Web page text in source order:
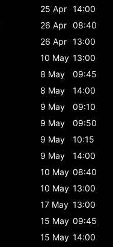
25 Apr 14:00
26 Apr 08:40
26 Apr 13:00
10 May 13:00
8 May
09:45
8 May
14:00
9 May
09:10
9 May
09:50
9 May
10:15
9 May
14:00
10 May 08:40
10 May 13:00
17 May 13:00
15 May 09:45
15 May 14:00